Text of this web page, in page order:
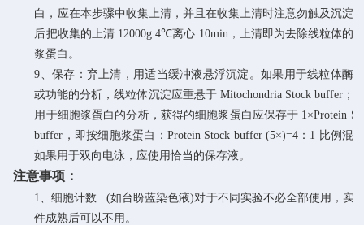
白，应在本步骤中收集上清，并且在收集上清时注意勿触及沉淀
后把收集的上清 12000g 4℃离心 10min，上清即为去除线粒体的
浆蛋白。
9、保存：弃上清，用适当缓冲液悬浮沉淀。如果用于线粒体酶
或功能的分析，线粒体沉淀应重悬于 Mitochondria Stock buffer；
用于细胞浆蛋白的分析，获得的细胞浆蛋白应保存于 1×Protein
buffer ，即按细胞浆蛋白： Protein Stock buffer(5×)=4：1 比例混
如果用于双向电泳，应使用恰当的保存液。
注意事项：
1、细胞计数 (如台盼蓝染色液)对于不同实验不必全部使用，实
件成熟后可以不用。